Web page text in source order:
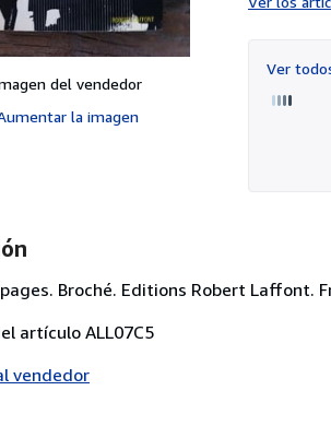
del vendedor
la imagen
Ver
Broché. Editions Robert Laffont.
artículo ALL07C5
vendedor